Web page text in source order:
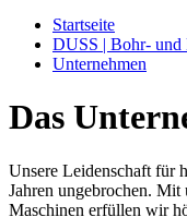
Startseite
DUSS | Bohr- und
Unternehmen
Das
Unsere Leidenschaft für
Jahren ungebrochen. Mit
Maschinen erfüllen wir